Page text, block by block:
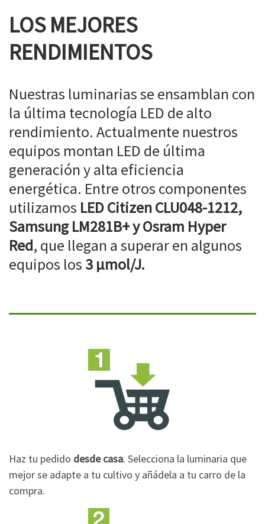
LOS MEJORES
RENDIMIENTOS
Nuestras luminarias se ensamblan con
la última tecnología LED de alto
rendimiento. Actualmente nuestros
equipos montan LED de última
generación y alta eficiencia
energética. Entre otros componentes
utilizamos LED Citizen CLU048-1212,
Samsung LM281B+ y Osram Hyper
Red, que llegan a superar en algunos
equipos los 3 µmol/J.
Haz tu pedido desde casa. Selecciona la luminaria que
mejor se adapte a tu cultivo y añádela a tu carro de la
compra.